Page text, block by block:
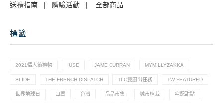
送禮指南 | 體驗活動 | 全部商品
標籤
2021情人節禮物 IUSE JAME CURRAN MYMILLYZAKKA
SLIDE THE FRENCH DISPATCH TLC雙廚出任務 TW-FEATURED
世界地球日 口罩 台灣 品品市集 城市植栽 宅配甜點